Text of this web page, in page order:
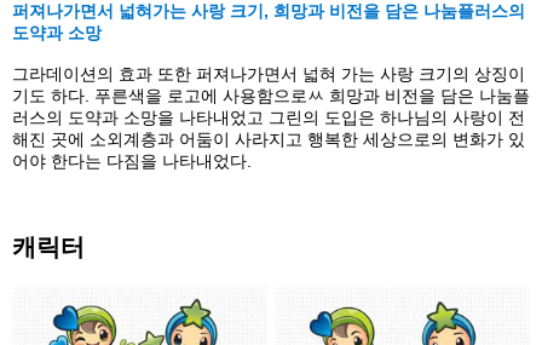
퍼져나가면서 넓혀가는 사랑 크기, 희망과 비전을 담은 나눔플러스의
도약과 소망
그라데이션의 효과 또한 퍼져나가면서 넓혀 가는 사랑 크기의 상징이
기도 하다. 푸른색을 로고에 사용함으로ㅆ 희망과 비전을 담은 나눔플
러스의 도약과 소망을 나타내었고 그린의 도입은 하나님의 사랑이 전
해진 곳에 소외계층과 어둠이 사라지고 행복한 세상으로의 변화가 있
어야 한다는 다짐을 나타내었다.
캐릭터